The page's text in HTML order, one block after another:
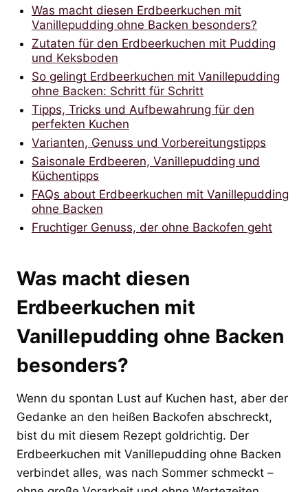
Was macht diesen Erdbeerkuchen mit
Vanillepudding ohne Backen besonders?
Zutaten für den Erdbeerkuchen mit Pudding
und Keksboden
So gelingt Erdbeerkuchen mit Vanillepudding
ohne Backen: Schritt für Schritt
Tipps, Tricks und Aufbewahrung für den
perfekten Kuchen
Varianten, Genuss und Vorbereitungstipps
Saisonale Erdbeeren, Vanillepudding und
Küchentipps
FAQs about Erdbeerkuchen mit Vanillepudding
ohne Backen
Fruchtiger Genuss, der ohne Backofen geht
Was macht diesen
Erdbeerkuchen mit
Vanillepudding ohne Backen
besonders?
Wenn du spontan Lust auf Kuchen hast, aber der
Gedanke an den heißen Backofen abschreckt,
bist du mit diesem Rezept goldrichtig. Der
Erdbeerkuchen mit Vanillepudding ohne Backen
verbindet alles, was nach Sommer schmeckt –